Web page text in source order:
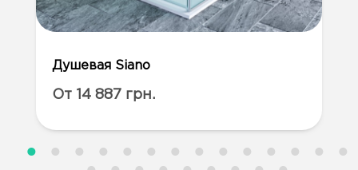
Душевая Siano
От 14 887 грн.